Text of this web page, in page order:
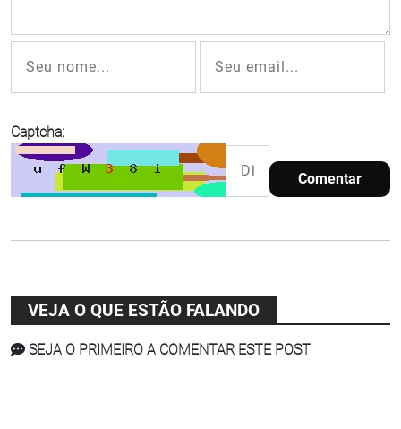
Captcha:
Comentar
VEJA O QUE ESTÃO FALANDO
SEJA O PRIMEIRO A COMENTAR ESTE POST